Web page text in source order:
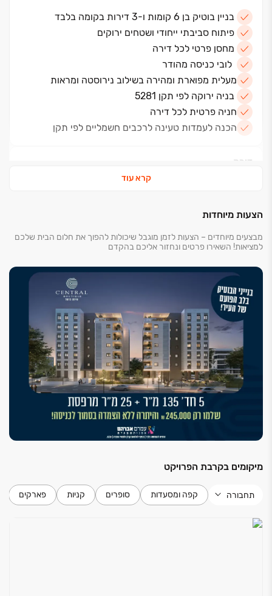
בניין בוטיק בן 6 קומות ו-3 דירות בקומה בלבד
פיתוח סביבתי ייחודי ושטחים ירוקים
מחסן פרטי לכל דירה
לובי כניסה מהודר
מעלית מפוארת ומהירה בשילוב נירוסטה ומראות
בניה ירוקה לפי תקן 5281
חניה פרטית לכל דירה
הכנה לעמדות טעינה לרכבים חשמליים לפי תקן
דירה
מערכת חשמל - בית חכם - לשליטה בחלל המגורים על
חלונות בעלי זכוכית טריפלקס בסלון וחדרי השינה
תריסים חשמליים בסלון וחדרי השינה ( למעט ממ"ד )
אינטרקום במעגל סגור עם מסך צבעוני
ריצוף גרניט פורצלן במידות 100/100 במבחר סדרות
וגוונים
דלת בטחון מעוצבת תוצרת "רב- בריח" או שוו"ע
דלתות פנים איכותיות במגוון גוונים כולל לבן תוצרת
"פנדור" או שוו"ע
נקודות טלוויזיה וטלפון בכל חדר
מרפסת שמש הכוללת מעקות אלומיניום מזוגג בשילוב
זכוכית איכותית
וריצוף דמוי פרקט
נקודת מים וגז במרפסת
שקעים ומפסקים מעוצבים
ארונות מטבח עליונים ותחתונים כולל יחידות "בילד- אין"
משטחי עבודה אבן קיסר או שוו"ע - במבחר דגמים וגוונים
לבחירה
קרא עוד
הצעות מיוחדות
מבצעים מיוחדים – הצעות לזמן מוגבל שיכולות להפוך את חלום הבית שלכם
למציאות! השאירו פרטים ונחזור אליכם בהקדם
מיקומים בקרבת הפרויקט
תחבורה קפה ומסעדות סופרים קניות פארקים